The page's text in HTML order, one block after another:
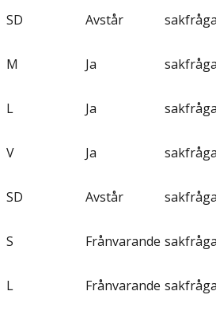
SD Avstår
M Ja
L Ja
V Ja
SD Avstår
S Frånvarande
L Frånvarande